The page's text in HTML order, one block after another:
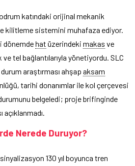
katındaki orijinal mekanik
kilitleme sistemini muhafaza ediyor.
dönemdehat üzerindeki makas ve
tel bağlantılarıyla yönetiyordu. SLC
araştırması ahşap aksam
tarihi donanımlar ile kol çerçevesi
belgeledi; proje brifinginde
Nerede Duruyor?
130 yıl boyunca tren